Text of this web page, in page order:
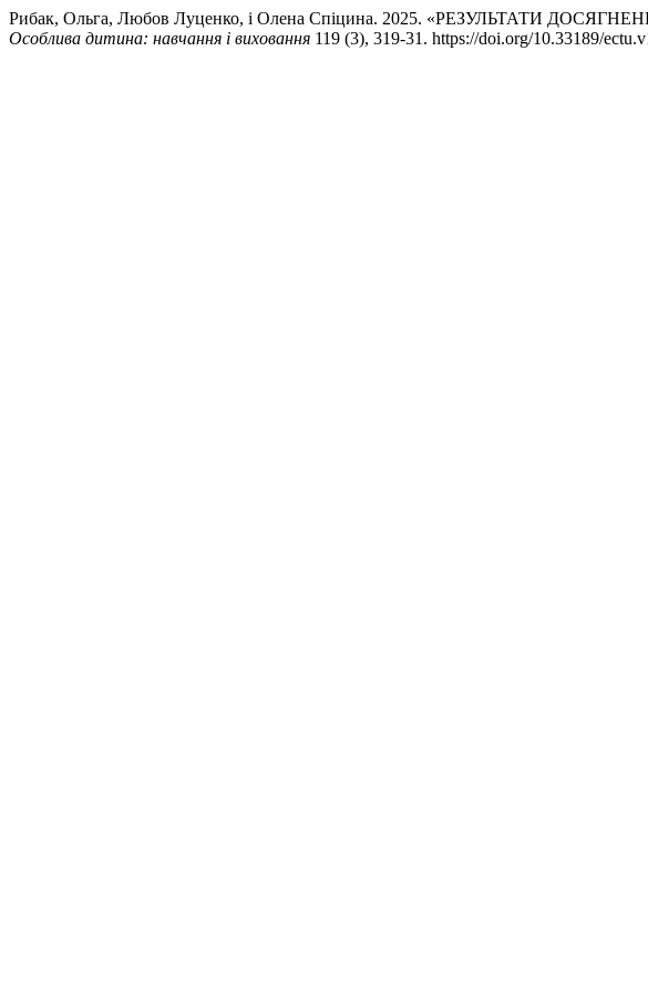
Рибак, Ольга, Любов Луценко, і Олена Спіцина. 2025. «РЕЗУЛЬТАТИ
Особлива дитина: навчання і виховання 119 (3), 319-31. https://doi.org/10.33189/